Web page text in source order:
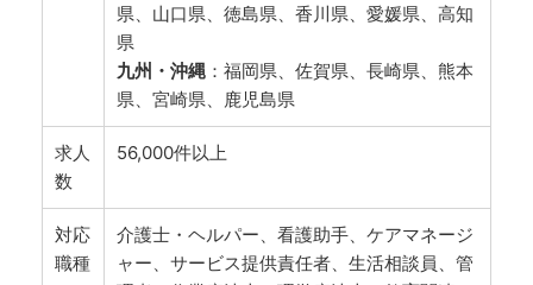
県、山口県、徳島県、香川県、愛媛県、高知
県
九州・沖縄 ：福岡県、佐賀県、長崎県、熊本
県、宮崎県、鹿児島県
求人
数
56,000件以上
対応
職種
介護士・ヘルパー、看護助手、ケアマネージ
ャー、サービス提供責任者、生活相談員、管